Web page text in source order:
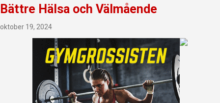
Bättre Hälsa och Välmående
oktober 19, 2024